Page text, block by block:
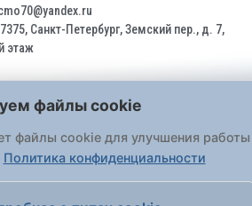
Санкт-Петербург, Земский пер., д. 7,
этаж
быть рассмотрены на основании
от 02.05.2006 № 59-ФЗ
почте, через
портал «Госуслуги» (ЕПГУ)
при предъявлении паспорта.
файлы cookie
файлы cookie для улучшения работы
Политика конфиденциальности